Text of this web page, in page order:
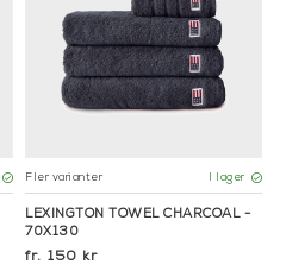
Fler varianter I lager
LEXINGTON TOWEL CHARCOAL -
70X130
150 kr